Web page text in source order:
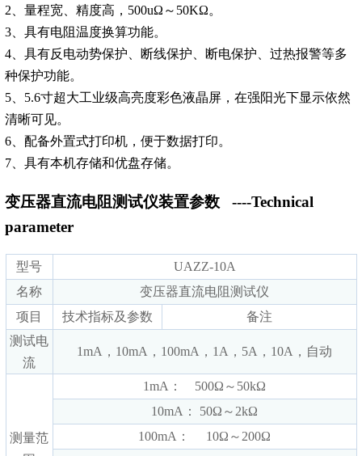
2、量程宽、精度高，500uΩ～50KΩ。
3、具有电阻温度换算功能。
4、具有反电动势保护、断线保护、断电保护、过热报警等多
种保护功能。
5、5.6寸超大工业级高亮度彩色液晶屏，在强阳光下显示依然
清晰可见。
6、配备外置式打印机，便于数据打印。
7、具有本机存储和优盘存储。
变压器直流电阻测试仪装置参数 ----Technical
parameter
型号
UAZZ-10A
名称
变压器直流电阻测试仪
项目
技术指标及参数
备注
测试电
流
1mA，10mA，100mA，1A，5A，10A，自动
测量范
1mA： 500Ω～50kΩ
10mA： 50Ω～2kΩ
100mA： 10Ω～200Ω